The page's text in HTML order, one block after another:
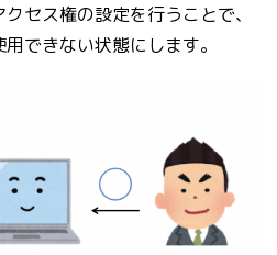
セス権の設定を行うことで、
できない状態にします。